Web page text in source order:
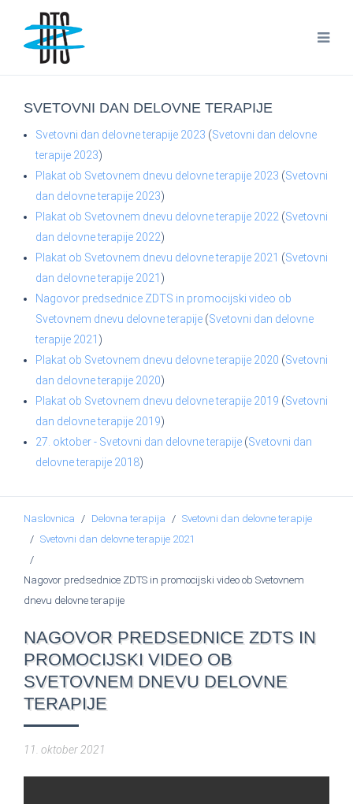
SVETOVNI DAN DELOVNE TERAPIJE
Svetovni dan delovne terapije 2023 (Svetovni dan delovne
terapije 2023)
Plakat ob Svetovnem dnevu delovne terapije 2023 (Svetovni
dan delovne terapije 2023)
Plakat ob Svetovnem dnevu delovne terapije 2022 (Svetovni
dan delovne terapije 2022)
Plakat ob Svetovnem dnevu delovne terapije 2021 (Svetovni
dan delovne terapije 2021 )
Nagovor predsednice ZDTS in promocijski video ob
Svetovnem dnevu delovne terapije (Svetovni dan delovne
terapije 2021 )
Plakat ob Svetovnem dnevu delovne terapije 2020 (Svetovni
dan delovne terapije 2020)
Plakat ob Svetovnem dnevu delovne terapije 2019 (Svetovni
dan delovne terapije 2019)
27. oktober - Svetovni dan delovne terapije (Svetovni dan
delovne terapije 2018)
Naslovnica Delovna terapija
Svetovni dan delovne terapije
Svetovni dan delovne terapije 2021
Nagovor predsednice ZDTS in promocijski video ob Svetovnem
dnevu delovne terapije
NAGOVOR PREDSEDNICE ZDTS IN
PROMOCIJSKI VIDEO OB
SVETOVNEM DNEVU DELOVNE
TERAPIJE
11. oktober 2021